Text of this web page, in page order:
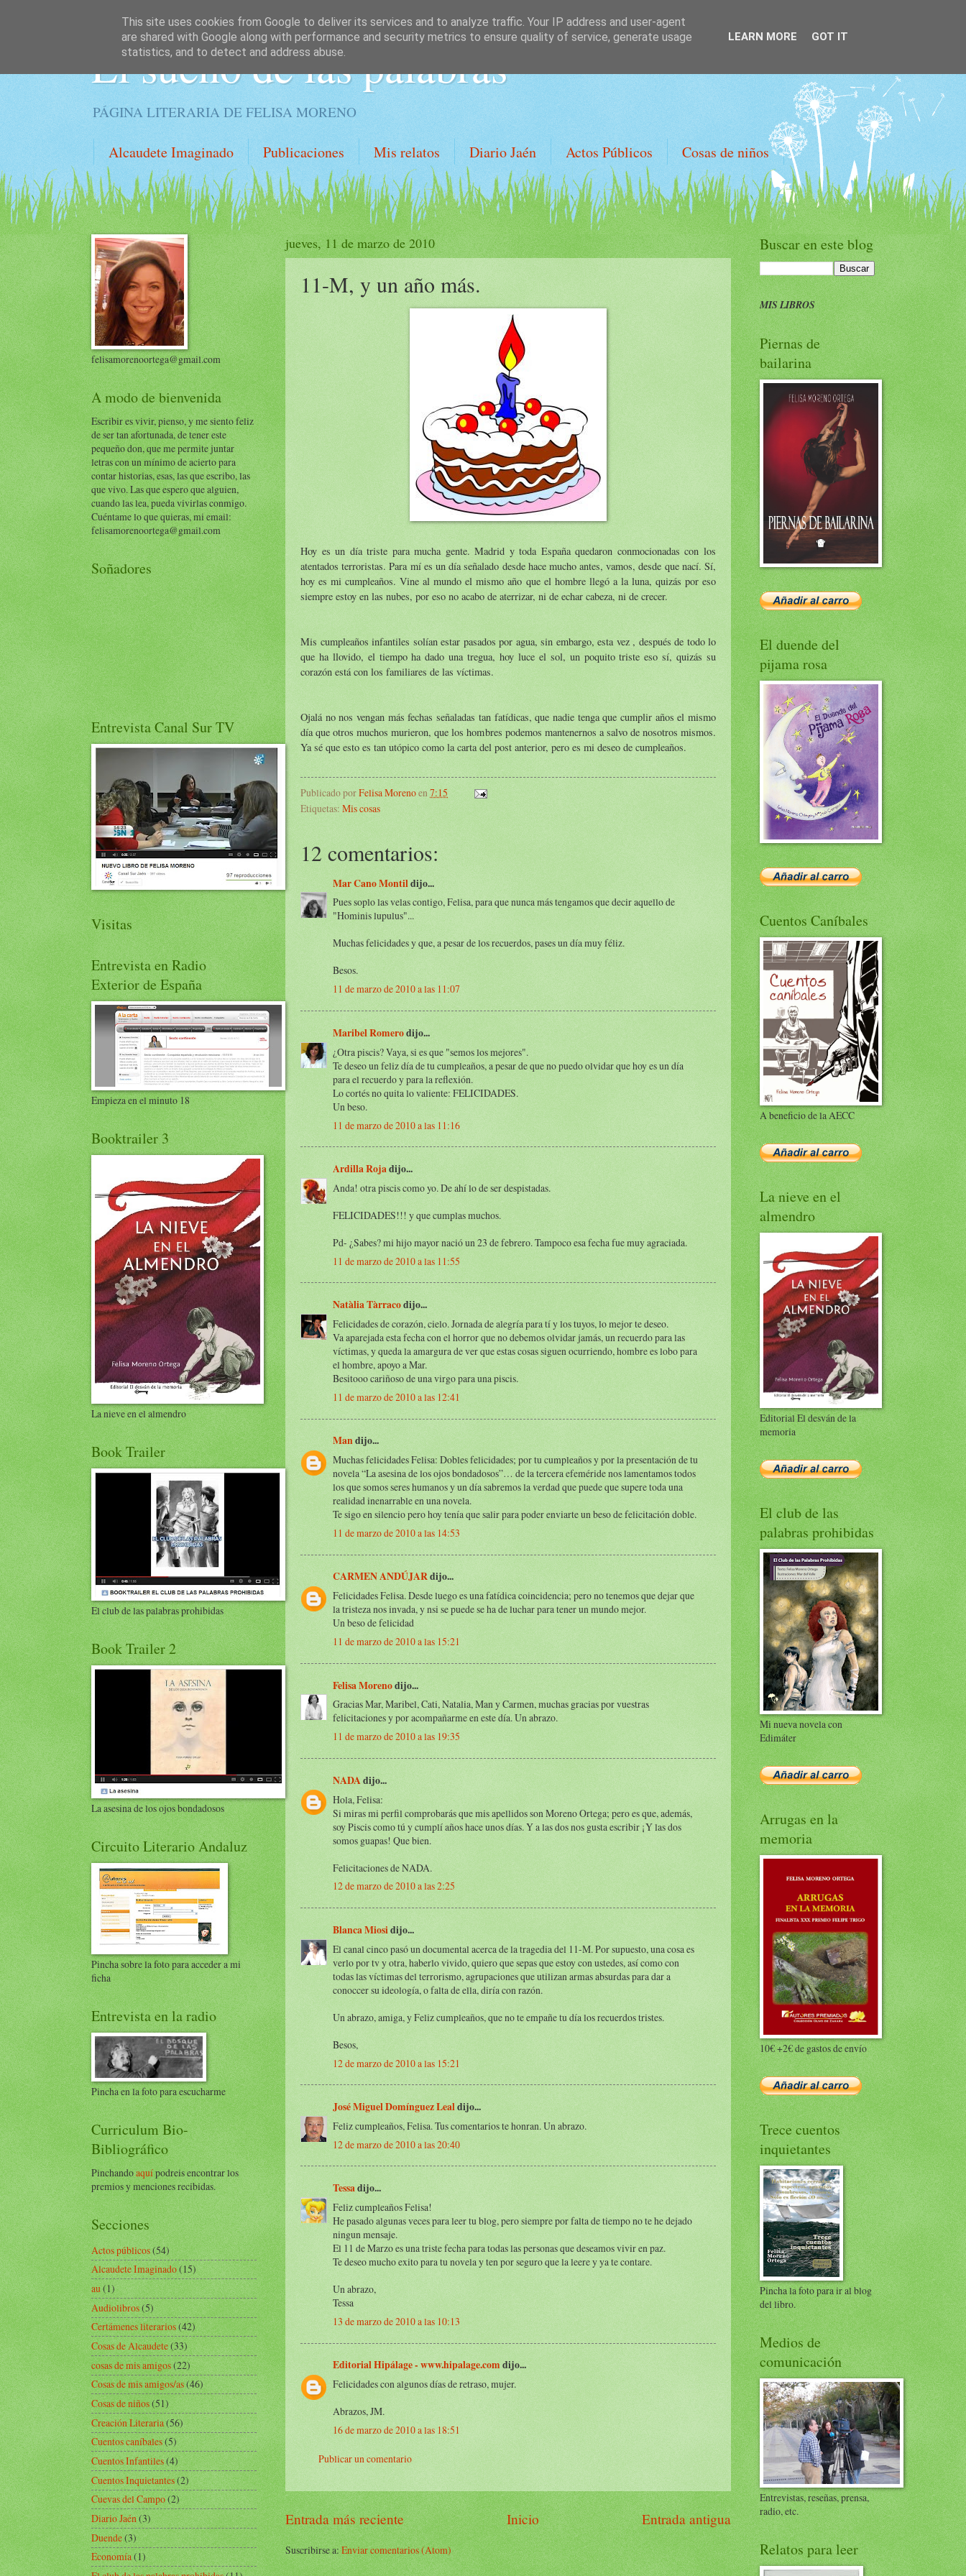
El sueño de las palabras
PÁGINA LITERARIA DE FELISA MORENO
Alcaudete Imaginado Publicaciones Mis relatos Diario Jaén Actos Públicos Cosas de niños
jueves, 11 de marzo de 2010
11-M, y un año más.
Hoy es un día triste para mucha gente. Madrid y toda España quedaron conmocionadas con los
atentados terroristas. Para mí es un día señalado desde hace mucho antes, vamos, desde que nací. Sí,
hoy es mi cumpleaños. Vine al mundo el mismo año que el hombre llegó a la luna, quizás por eso
siempre estoy en las nubes, por eso no acabo de aterrizar, ni de echar cabeza, ni de crecer.
Mis cumpleaños infantiles solían estar pasados por agua, sin embargo, esta vez , después de todo lo
que ha llovido, el tiempo ha dado una tregua, hoy luce el sol, un poquito triste eso sí, quizás su
corazón está con los familiares de las víctimas.
Ojalá no nos vengan más fechas señaladas tan fatídicas, que nadie tenga que cumplir años el mismo
día que otros muchos murieron, que los hombres podemos mantenernos a salvo de nosotros mismos.
Ya sé que esto es tan utópico como la carta del post anterior, pero es mi deseo de cumpleaños.
Publicado porFelisa Morenoen 7:15
Etiquetas: Mis cosas
12 comentarios:
Mar Cano Montildijo...
Pues soplo las velas contigo, Felisa, para que nunca más tengamos que decir aquello de
"Hominis lupulus"...
Muchas felicidades y que, a pesar de los recuerdos, pases un día muy féliz.
Besos.
11 de marzo de 2010 a las 11:07
Maribel Romerodijo...
¿Otra piscis? Vaya, si es que "semos los mejores".
Te deseo un feliz día de tu cumpleaños, a pesar de que no puedo olvidar que hoy es un día
para el recuerdo y para la reflexión.
Lo cortés no quita lo valiente: FELICIDADES.
Un beso.
11 de marzo de 2010 a las 11:16
Ardilla Rojadijo...
Anda! otra piscis como yo. De ahí lo de ser despistadas.
FELICIDADES!!! y que cumplas muchos.
Pd- ¿Sabes? mi hijo mayor nació un 23 de febrero. Tampoco esa fecha fue muy agraciada.
11 de marzo de 2010 a las 11:55
Natàlia Tàrracodijo...
Felicidades de corazón, cielo. Jornada de alegría para tí y los tuyos, lo mejor te deseo.
Va aparejada esta fecha con el horror que no debemos olvidar jamás, un recuerdo para las
víctimas, y queda la amargura de ver que estas cosas siguen ocurriendo, hombre es lobo para
el hombre, apoyo a Mar.
Besitooo cariñoso de una virgo para una piscis.
11 de marzo de 2010 a las 12:41
Mandijo...
Muchas felicidades Felisa: Dobles felicidades; por tu cumpleaños y por la presentación de tu
novela “La asesina de los ojos bondadosos”… de la tercera efeméride nos lamentamos todos
los que somos seres humanos y un día sabremos la verdad que puede que supere toda una
realidad inenarrable en una novela.
Te sigo en silencio pero hoy tenía que salir para poder enviarte un beso de felicitación doble.
11 de marzo de 2010 a las 14:53
CARMEN ANDÚJARdijo...
Felicidades Felisa. Desde luego es una fatídica coincidencia; pero no tenemos que dejar que
la tristeza nos invada, y nsi se puede se ha de luchar para tener un mundo mejor.
Un beso de felicidad
11 de marzo de 2010 a las 15:21
Felisa Morenodijo...
Gracias Mar, Maribel, Cati, Natalia, Man y Carmen, muchas gracias por vuestras
felicitaciones y por acompañarme en este día. Un abrazo.
11 de marzo de 2010 a las 19:35
NADAdijo...
Hola, Felisa:
Si miras mi perfil comprobarás que mis apellidos son Moreno Ortega; pero es que, además,
soy Piscis como tú y cumplí años hace unos días. Y a las dos nos gusta escribir ¡Y las dos
somos guapas! Que bien.
Felicitaciones de NADA.
12 de marzo de 2010 a las 2:25
Blanca Miosidijo...
El canal cinco pasó un documental acerca de la tragedia del 11-M. Por supuesto, una cosa es
verlo por tv y otra, haberlo vivido, quiero que sepas que estoy con ustedes, así como con
todas las víctimas del terrorismo, agrupaciones que utilizan armas absurdas para dar a
conoccer su ideología, o falta de ella, diría con razón.
Un abrazo, amiga, y Feliz cumpleaños, que no te empañe tu día los recuerdos tristes.
Besos,
12 de marzo de 2010 a las 15:21
José Miguel Domínguez Lealdijo...
Feliz cumpleaños, Felisa. Tus comentarios te honran. Un abrazo.
12 de marzo de 2010 a las 20:40
Tessadijo...
Feliz cumpleaños Felisa!
He pasado algunas veces para leer tu blog, pero siempre por falta de tiempo no te he dejado
ningun mensaje.
El 11 de Marzo es una triste fecha para todas las personas que deseamos vivir en paz.
Te deseo mucho exito para tu novela y ten por seguro que la leere y ya te contare.
Un abrazo,
Tessa
13 de marzo de 2010 a las 10:13
Editorial Hipálage - www.hipalage.comdijo...
Felicidades con algunos días de retraso, mujer.
Abrazos, JM.
16 de marzo de 2010 a las 18:51
Publicar un comentario
Entrada más reciente Entrada antigua
Inicio
Suscribirse a:Enviar comentarios (Atom)
felisamorenoortega@gmail.com
A modo de bienvenida
Escribir es vivir, pienso, y me siento feliz
de ser tan afortunada, de tener este
pequeño don, que me permite juntar
letras con un mínimo de acierto para
contar historias, esas, las que escribo, las
que vivo. Las que espero que alguien,
cuando las lea, pueda vivirlas conmigo.
Cuéntame lo que quieras, mi email:
felisamorenoortega@gmail.com
Soñadores
Entrevista Canal Sur TV
Visitas
Entrevista en Radio
Exterior de España
Empieza en el minuto 18
Booktrailer 3
La nieve en el almendro
Book Trailer
El club de las palabras prohibidas
Book Trailer 2
La asesina de los ojos bondadosos
Circuito Literario Andaluz
Pincha sobre la foto para acceder a mi
ficha
Entrevista en la radio
Pincha en la foto para escucharme
Curriculum Bio-
Bibliográfico
Pinchandoaquípodreis encontrar los
premios y menciones recibidas.
Secciones
Actos públicos(54)
Alcaudete Imaginado(15)
au(1)
Audiolibros(5)
Certámenes literarios(42)
Cosas de Alcaudete(33)
cosas de mis amigos(22)
Cosas de mis amigos/as(46)
Cosas de niños(51)
Creación Literaria(56)
Cuentos caníbales(5)
Cuentos Infantiles(4)
Cuentos Inquietantes(2)
Cuevas del Campo(2)
Diario Jaén(3)
Duende(3)
Economía(1)
Buscar en este blog
MIS LIBROS
Piernas de
bailarina
El duende del
pijama rosa
Cuentos Caníbales
A beneficio de la AECC
La nieve en el
almendro
Editorial El desván de la
memoria
El club de las
palabras prohibidas
Mi nueva novela con
Edimáter
Arrugas en la
memoria
10€ +2€ de gastos de envío
Trece cuentos
inquietantes
Pincha la foto para ir al blog
del libro.
Medios de
comunicación
Entrevistas, reseñas, prensa,
radio, etc.
Relatos para leer
This site uses cookies from Google to deliver its services and to analyze traffic. Your IP address and user-agent
are shared with Google along with performance and security metrics to ensure quality of service, generate usage
statistics, and to detect and address abuse.
LEARN MORE GOT IT